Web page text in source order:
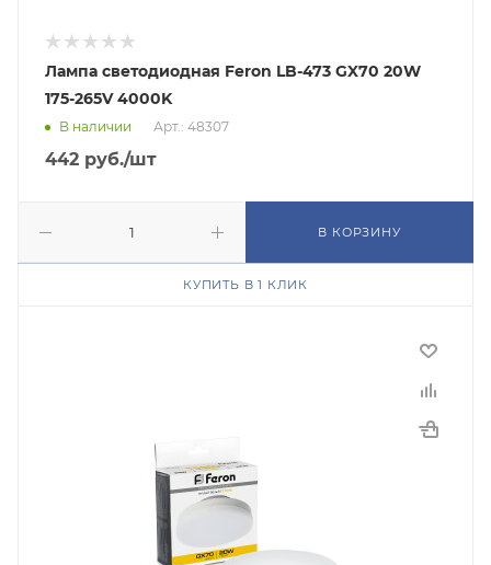
Лампа светодиодная Feron LB-473 GX70 20W
175-265V 4000K
В наличии Арт.: 48307
442 руб./шт
В КОРЗИНУ
КУПИТЬ В 1 КЛИК